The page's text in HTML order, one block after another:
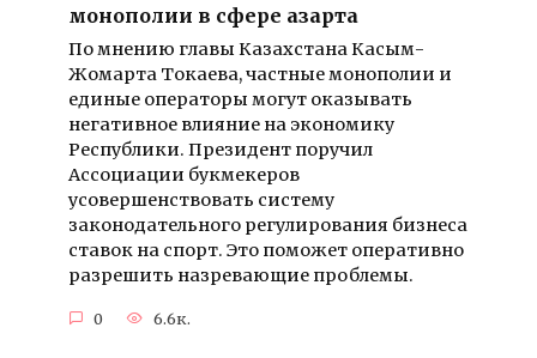
монополии в сфере азарта
По мнению главы Казахстана Касым-
Жомарта Токаева, частные монополии и
единые операторы могут оказывать
негативное влияние на экономику
Республики. Президент поручил
Ассоциации букмекеров
усовершенствовать систему
законодательного регулирования бизнеса
ставок на спорт. Это поможет оперативно
разрешить назревающие проблемы.
0 6.6к.